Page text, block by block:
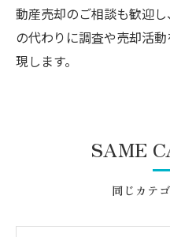
動産売却のご相談も歓迎
の代わりに調査や売却活
現します。
同じカテ
SAME